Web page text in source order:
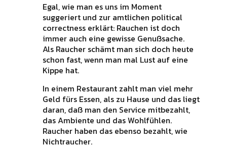
Egal, wie man es uns im Moment
suggeriert und zur amtlichen political
correctness erklärt: Rauchen ist doch
immer auch eine gewisse Genußsache.
Als Raucher schämt man sich doch heute
schon fast, wenn man mal Lust auf eine
Kippe hat.
In einem Restaurant zahlt man viel mehr
Geld fürs Essen, als zu Hause und das liegt
daran, daß man den Service mitbezahlt,
das Ambiente und das Wohlfühlen.
Raucher haben das ebenso bezahlt, wie
Nichtraucher.